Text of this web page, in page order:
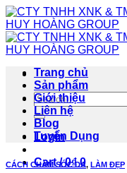
Skip
to
content
Search
for:
Login
Cart /0₫ 0
Trang chủ
Sản phẩm
Giới thiệu
Liên hệ
Blog
Tuyển Dụng
CÁCH CHĂM SÓC DA, LÀM ĐẸP